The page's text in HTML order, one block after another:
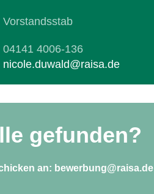
Vorstandsstab
04141 4006-136
nicole.duwald@raisa.de
gefunden?
an: bewerbung@raisa.de